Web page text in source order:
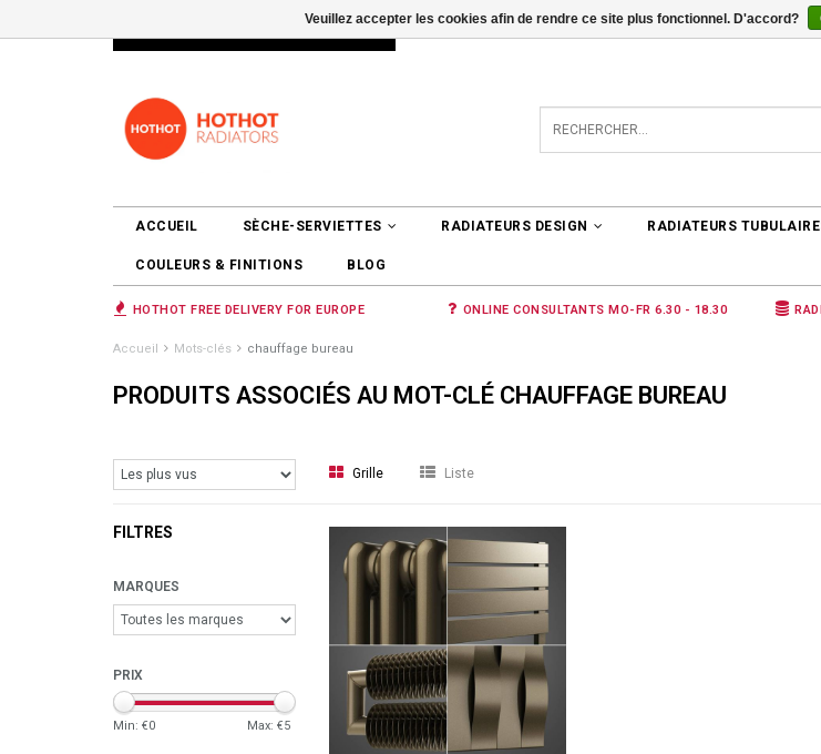
INFO@RADIATORS.SHOP SE CONNECTER 0 ARTICLES €0,00
ACCUEIL SÈCHE-SERVIETTES RADIATEURS DESIGN RADIATEURS
COULEURS & FINITIONS BLOG
HOTHOT FREE DELIVERY FOR EUROPE ONLINE CONSULTANTS MO-FR 6.30 - 18.30
Accueil Mots-clés chauffage bureau
PRODUITS ASSOCIÉS AU MOT-CLÉ CHAUFFAGE BUREAU
Grille Liste
FILTRES
MARQUES
PRIX
Min: €0 Max: €5
Veuillez accepter les cookies afin de rendre ce site plus fonctionnel. D'accord?